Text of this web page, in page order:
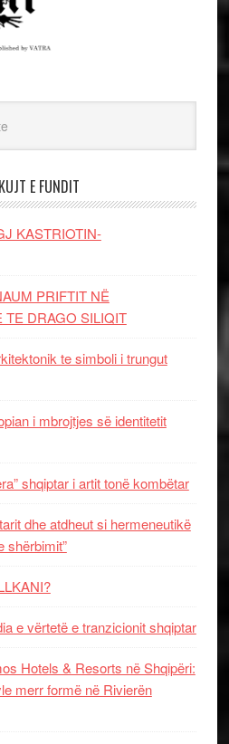
E FUNDIT
KASTRIOTIN-
PRIFTIT NË
TE DRAGO SILIQIT
te simboli i trungut
i mbrojtjes së identitetit
shqiptar i artit tonë kombëtar
dhe atdheut si hermeneutikë
shërbimit”
e vërtetë e tranzicionit shqiptar
Hotels & Resorts në Shqipëri:
merr formë në Rivierën